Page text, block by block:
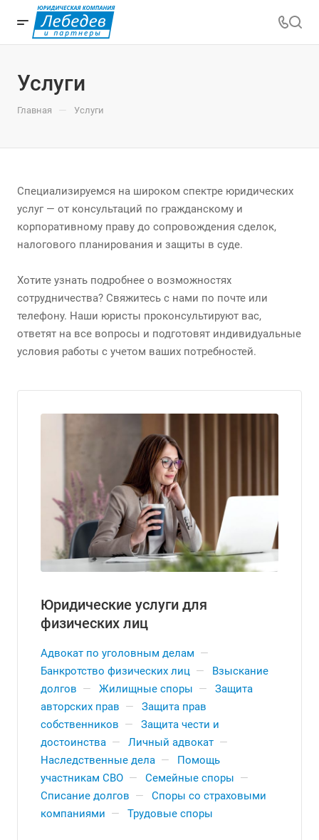
Услуги
Главная — Услуги
Специализируемся на широком спектре юридических
услуг — от консультаций по гражданскому и
корпоративному праву до сопровождения сделок,
налогового планирования и защиты в суде.
Хотите узнать подробнее о возможностях
сотрудничества? Свяжитесь с нами по почте или
телефону. Наши юристы проконсультируют вас,
ответят на все вопросы и подготовят индивидуальные
условия работы с учетом ваших потребностей.
Юридические услуги для
физических лиц
Адвокат по уголовным делам —
Банкротство физических лиц —
Взыскание
долгов — Жилищные споры —
Защита
авторских прав —
Защита прав
собственников —
Защита чести и
достоинства — Личный адвокат —
Наследственные дела —
Помощь
участникам СВО — Семейные споры —
Списание долгов —
Споры со страховыми
компаниями — Трудовые споры